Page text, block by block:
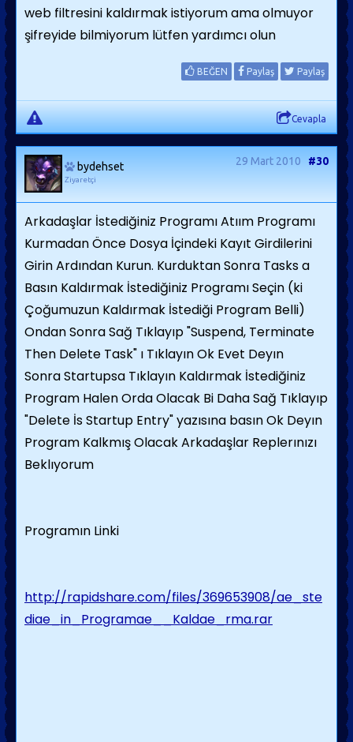
web filtresini kaldırmak istiyorum ama olmuyor
şifreyide bilmiyorum lütfen yardımcı olun
BEĞEN Paylaş Paylaş
Cevapla
bydehset
Ziyaretçi
29 Mart 2010 #30
Arkadaşlar İstediğiniz Programı Atıım Programı
Kurmadan Önce Dosya İçindeki Kayıt Girdilerini
Girin Ardından Kurun. Kurduktan Sonra Tasks a
Basın Kaldırmak İstediğiniz Programı Seçin (ki
Çoğumuzun Kaldırmak İstediği Program Belli)
Ondan Sonra Sağ Tıklayıp "Suspend, Terminate
Then Delete Task" ı Tıklayın Ok Evet Deyın
Sonra Startupsa Tıklayın Kaldırmak İstediğiniz
Program Halen Orda Olacak Bi Daha Sağ Tıklayıp
"Delete İs Startup Entry" yazısına basın Ok Deyın
Program Kalkmış Olacak Arkadaşlar Replerınızı
Beklıyorum
Programın Linki
http://rapidshare.com/files/369653908/ae_ste
diae_in_Programae__Kaldae_rma.rar